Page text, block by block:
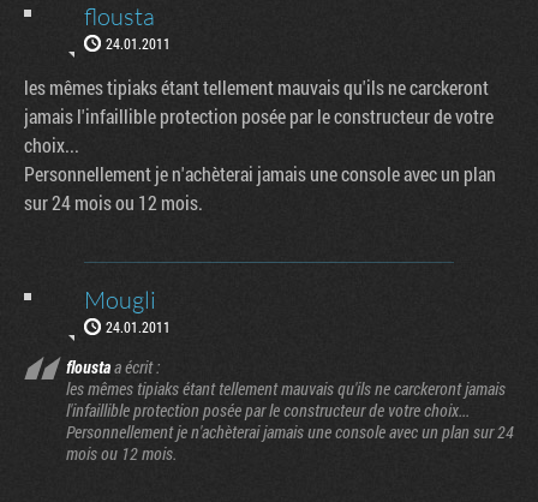
flousta
24.01.2011
les mêmes tipiaks étant tellement mauvais qu'ils ne carckeront
jamais l'infaillible protection posée par le constructeur de votre
choix...
Personnellement je n'achèterai jamais une console avec un plan
sur 24 mois ou 12 mois.
Mougli
24.01.2011
floustaa écrit :
les mêmes tipiaks étant tellement mauvais qu'ils ne carckeront jamais
l'infaillible protection posée par le constructeur de votre choix...
Personnellement je n'achèterai jamais une console avec un plan sur 24
mois ou 12 mois.